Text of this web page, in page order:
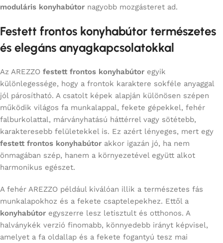
moduláris konyhabútor nagyobb mozgásteret ad.
Festett frontos konyhabútor természetes
és elegáns anyagkapcsolatokkal
Az AREZZO festett frontos konyhabútor egyik
különlegessége, hogy a frontok karaktere sokféle anyaggal
jól párosítható. A csatolt képek alapján különösen szépen
működik világos fa munkalappal, fekete gépekkel, fehér
falburkolattal, márványhatású háttérrel vagy sötétebb,
karakteresebb felületekkel is. Ez azért lényeges, mert egy
festett frontos konyhabútor akkor igazán jó, ha nem
önmagában szép, hanem a környezetével együtt alkot
harmonikus egészet.
A fehér AREZZO például kiválóan illik a természetes fás
munkalapokhoz és a fekete csaptelepekhez. Ettől a
konyhabútor egyszerre lesz letisztult és otthonos. A
halványkék verzió finomabb, könnyedebb irányt képvisel,
amelyet a fa oldallap és a fekete fogantyú tesz mai